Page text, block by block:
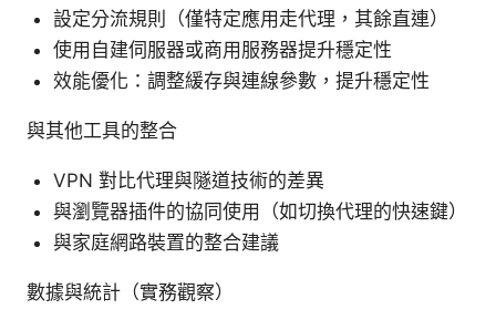
設定分流規則（僅特定應用走代理，其餘直連）
使用自建伺服器或商用服務器提升穩定性
效能優化：調整緩存與連線參數，提升穩定性
與其他工具的整合
VPN 對比代理與隧道技術的差異
與瀏覽器插件的協同使用（如切換代理的快速鍵）
與家庭網路裝置的整合建議
數據與統計（實務觀察）